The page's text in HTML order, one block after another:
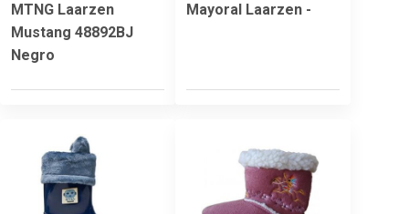
MTNG Laarzen
Mustang 48892BJ
Negro
Mayoral Laarzen -